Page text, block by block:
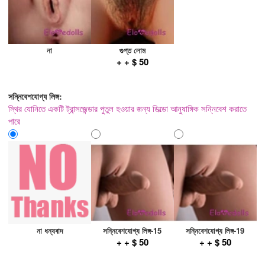
না গুপ্ত লোম
+ + $ 50
সন্নিবেশযোগ্য লিঙ্গ:
স্থির যোনিতে একটি ট্রান্সজেন্ডার পুতুল হওয়ার জন্য ডিল্ডো আনুষাঙ্গিক সন্নিবেশ করাতে
পারে
না ধন্যবাদ সন্নিবেশযোগ্য লিঙ্গ-15
+ + $ 50
সন্নিবেশযোগ্য লিঙ্গ-19
+ + $ 50